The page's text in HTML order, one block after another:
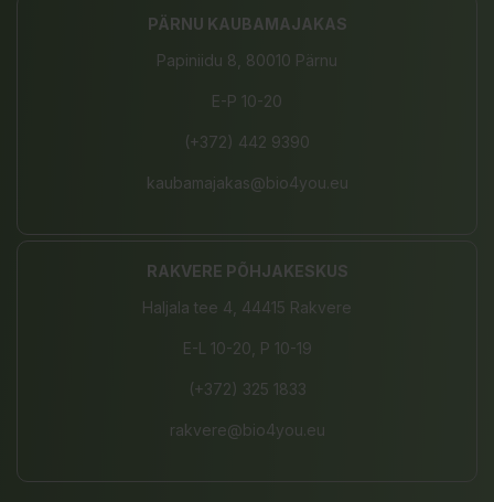
PÄRNU KAUBAMAJAKAS
Papiniidu 8, 80010 Pärnu
E-P 10-20
(+372) 442 9390
kaubamajakas@bio4you.eu
RAKVERE PÕHJAKESKUS
Haljala tee 4, 44415 Rakvere
E-L 10-20, P 10-19
(+372) 325 1833
rakvere@bio4you.eu